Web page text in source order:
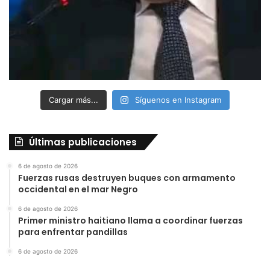
Cargar más... Síguenos en Instagram
Últimas publicaciones
6 de agosto de 2026
Fuerzas rusas destruyen buques con armamento
occidental en el mar Negro
6 de agosto de 2026
Primer ministro haitiano llama a coordinar fuerzas
para enfrentar pandillas
6 de agosto de 2026